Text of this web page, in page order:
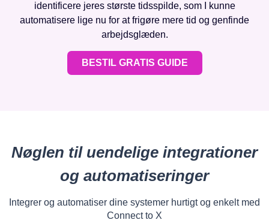
identificere jeres største tidsspilde, som I kunne
automatisere lige nu for at frigøre mere tid og genfinde
arbejdsglæden.
BESTIL GRATIS GUIDE
Nøglen til uendelige integrationer
og automatiseringer
Integrer og automatiser dine systemer hurtigt og enkelt med
Connect to X